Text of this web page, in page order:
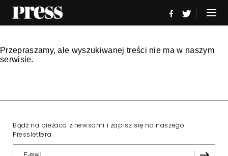
Przepraszamy, ale wyszukiwanej treści nie ma w naszym
serwisie.
Bądź na bieżaco z newsami i zapisz się na naszego
Presslettera